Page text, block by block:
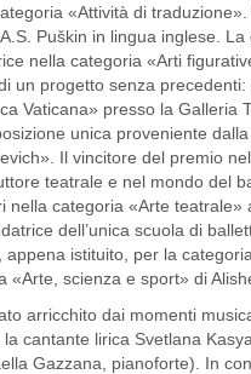
«Attività di
Puškin in lingua inglese.
nella categoria «Arti
un progetto senza
Vaticana» presso la Galleria
unica proveniente
Il vincitore del premio
teatrale e nel mondo del
nella categoria «Arte
dell’unica scuola di
appena istituito, per la
«Arte, scienza e sport» di
arricchito dai momenti
cantante lirica Svetlana
Gazzana, pianoforte). In